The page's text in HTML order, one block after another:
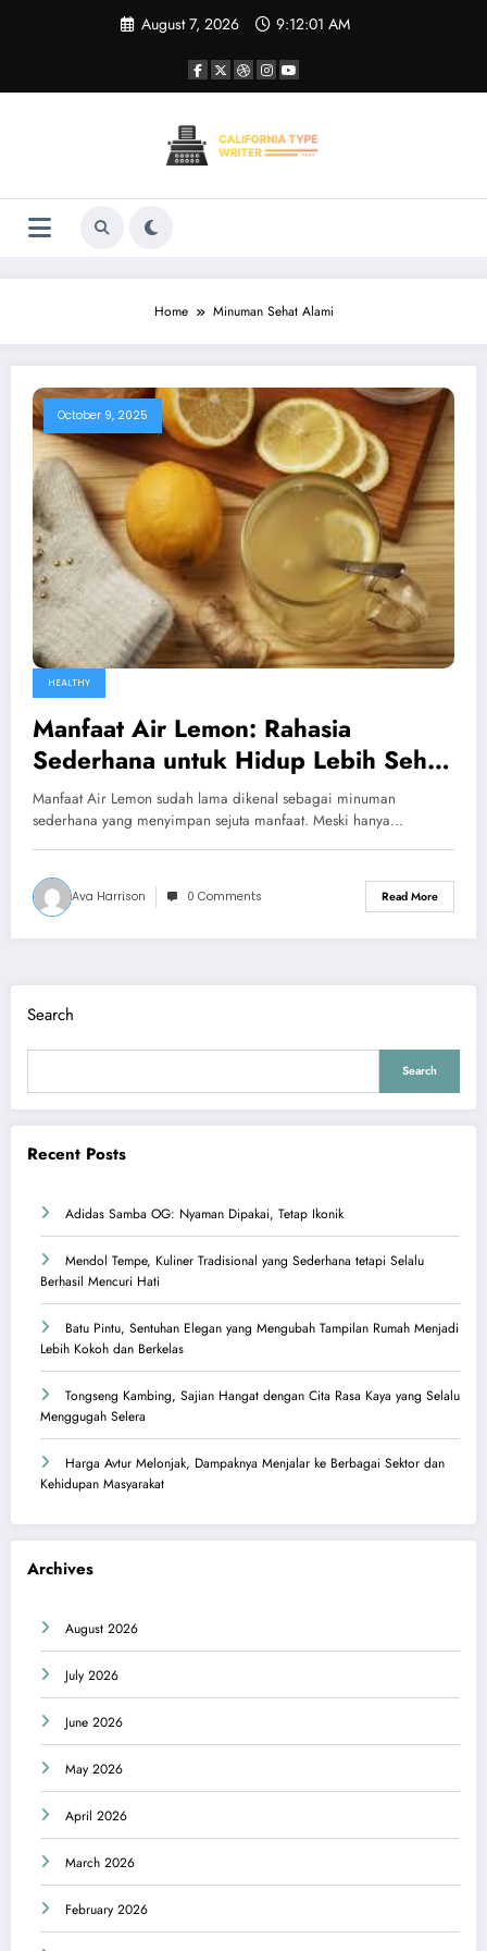
August 7, 2026 9:12:01 AM
Home Minuman Sehat Alami
October 9, 2025
HEALTHY
Manfaat Air Lemon: Rahasia
Sederhana untuk Hidup Lebih Sehat
dan Segar
Manfaat Air Lemon sudah lama dikenal sebagai minuman
sederhana yang menyimpan sejuta manfaat. Meski hanya…
Ava Harrison 0 Comments Read More
Search
Search
Recent Posts
Adidas Samba OG: Nyaman Dipakai, Tetap Ikonik
Mendol Tempe, Kuliner Tradisional yang Sederhana tetapi Selalu
Berhasil Mencuri Hati
Batu Pintu, Sentuhan Elegan yang Mengubah Tampilan Rumah Menjadi
Lebih Kokoh dan Berkelas
Tongseng Kambing, Sajian Hangat dengan Cita Rasa Kaya yang Selalu
Menggugah Selera
Harga Avtur Melonjak, Dampaknya Menjalar ke Berbagai Sektor dan
Kehidupan Masyarakat
Archives
August 2026
July 2026
June 2026
May 2026
April 2026
March 2026
February 2026